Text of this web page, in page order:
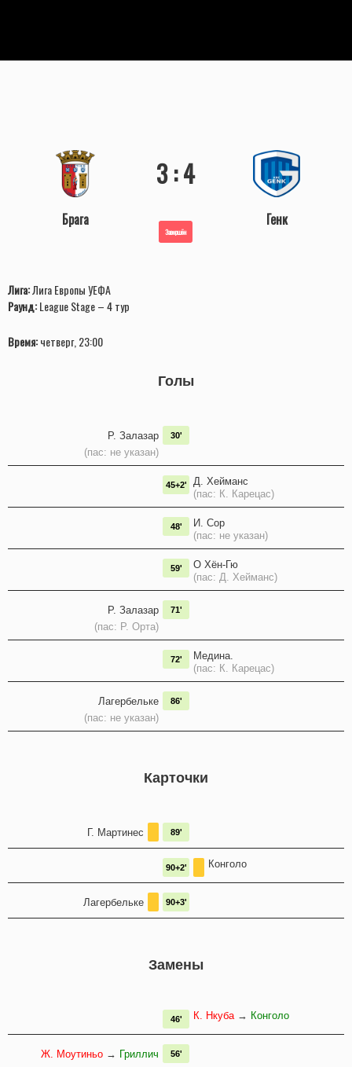
Брага
3 : 4
Завершён
Генк
Лига:Лига Европы УЕФА
Раунд:League Stage – 4 тур
Время:четверг, 23:00
Голы
Р. Залазар
(пас: не указан)
30'
Д. Хейманс
(пас: К. Карецас)
45+2'
И. Сор
(пас: не указан)
48'
О Хён-Гю
(пас: Д. Хейманс)
59'
Р. Залазар
(пас: Р. Орта)
71'
Медина.
(пас: К. Карецас)
72'
Лагербельке
(пас: не указан)
86'
Карточки
Г. Мартинес 89'
Конголо
90+2'
Лагербельке 90+3'
Замены
К. Нкуба→ Конголо
46'
Ж. Моутиньо → Гриллич 56'